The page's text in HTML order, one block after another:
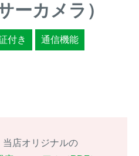
ーカメラ）
付き 通信機能
店オリジナルの
策商品を選ぶ
キツネ対策